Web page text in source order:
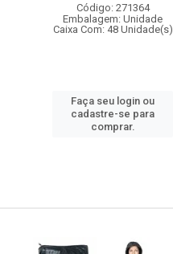
Código: 271364
Embalagem: Unidade
Caixa Com: 48 Unidade(s)
Faça seu login ou
cadastre-se para
comprar.